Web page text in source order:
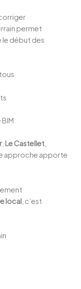
permet
le début des
Le Castellet
approche apporte
local , c’est